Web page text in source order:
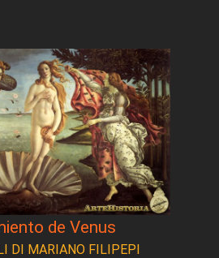
de Venus
DI MARIANO FILIPEPI